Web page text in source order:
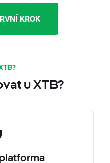
KROK
u XTB?